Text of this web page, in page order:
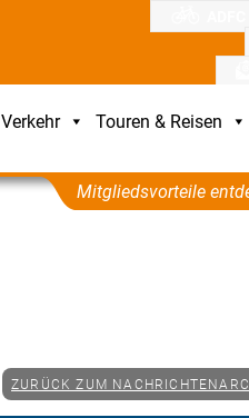
Verkehr Touren & Reisen
Mitgliedsvorteile
ZURÜCK ZUM